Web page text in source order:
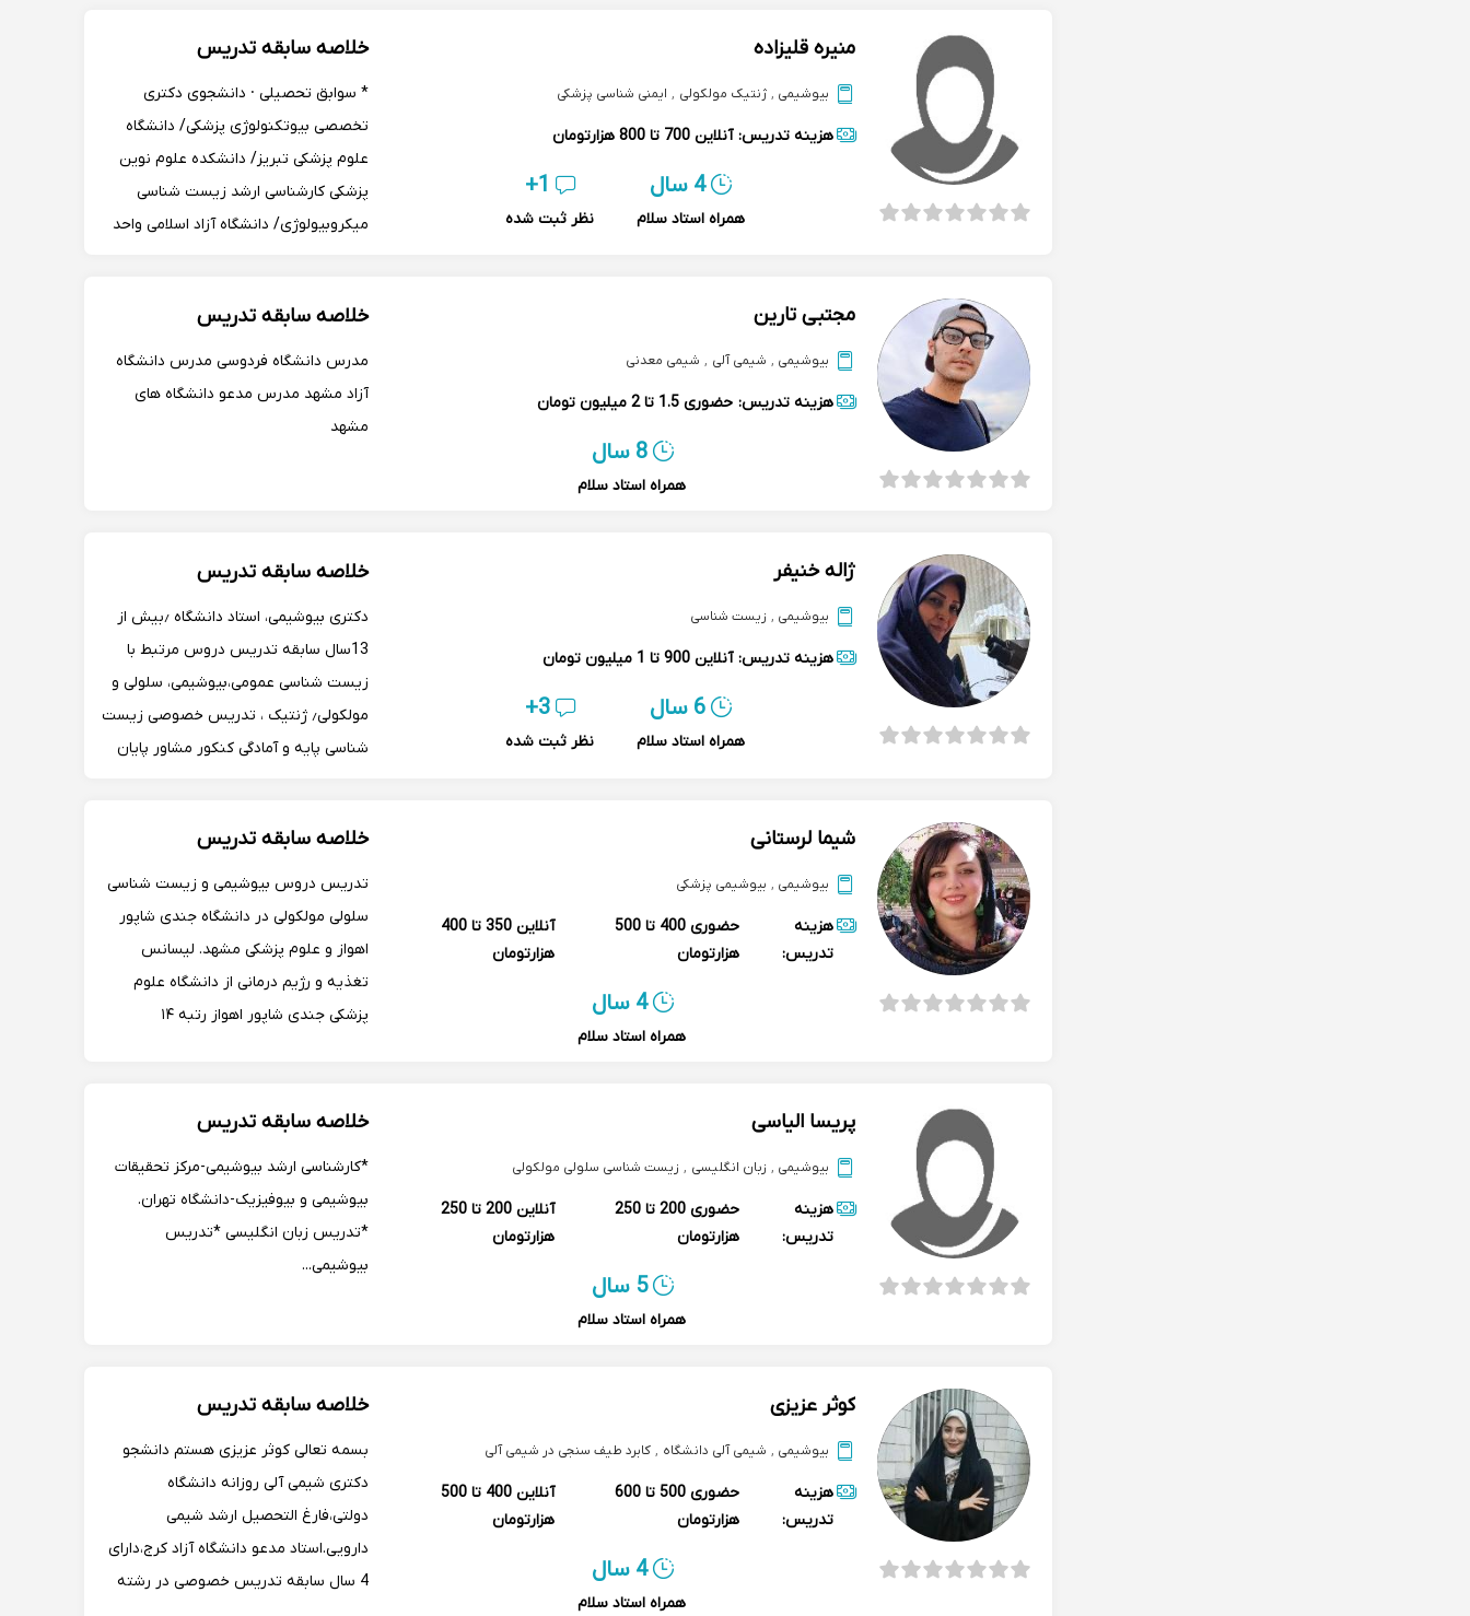
منیره قلیزاده
بیوشیمی , ژنتیک مولکولی , ایمنی شناسی پزشکی
هزینه تدریس: آنلاین 700 تا 800 هزارتومان
4 سال
همراه استاد سلام
1+
نظر ثبت شده
خلاصه سابقه تدریس
* سوابق تحصیلی · دانشجوی دکتری
تخصصی بیوتکنولوژی پزشکی/ دانشگاه
علوم پزشکی تبریز/ دانشکده علوم نوین
پزشکی کارشناسی ارشد زیست شناسی
میکروبیولوژی/ دانشگاه آزاد اسلامی واحد
تنکابن * سوابق...
مجتبی تارین
بیوشیمی , شیمی آلی , شیمی معدنی
هزینه تدریس: حضوری 1.5 تا 2 میلیون تومان
8 سال
همراه استاد سلام
خلاصه سابقه تدریس
مدرس دانشگاه فردوسى مدرس دانشگاه
آزاد مشهد مدرس مدعو دانشگاه های
مشهد
ژاله خنیفر
بیوشیمی , زیست شناسی
هزینه تدریس: آنلاین 900 تا 1 میلیون تومان
6 سال
همراه استاد سلام
3+
نظر ثبت شده
خلاصه سابقه تدریس
دکتری بیوشیمی، استاد دانشگاه ٫بیش از
13سال سابقه تدریس دروس مرتبط با
زیست شناسی عمومی،بیوشیمی، سلولی و
مولکولی٫ ژنتیک ، تدریس خصوصی زیست
شناسی پایه و آمادگی کنکور مشاور پایان
شیما لرستانی
بیوشیمی , بیوشیمی پزشکی
هزینه
تدریس:
حضوری
400 تا 500
هزارتومان
آنلاین
350 تا 400
هزارتومان
4 سال
همراه استاد سلام
خلاصه سابقه تدریس
تدریس دروس بیوشیمی و زیست شناسی
سلولی مولکولی در دانشگاه جندی شاپور
اهواز و علوم پزشکی مشهد. لیسانس
تغذیه و رژیم درمانی از دانشگاه علوم
پزشکی جندی شاپور اهواز رتبه ۱۴
بیوشیمی بالینی دانشگاه علوم پزشکی
پریسا الیاسی
بیوشیمی , زبان انگلیسی , زیست شناسی سلولی مولکولی
هزینه
تدریس:
حضوری
200 تا 250
هزارتومان
آنلاین
200 تا 250
هزارتومان
5 سال
همراه استاد سلام
خلاصه سابقه تدریس
*کارشناسی ارشد بیوشیمی-مرکز تحقیقات
بیوشیمی و بیوفیزیک-دانشگاه تهران.
*تدریس زبان انگلیسی *تدریس
بیوشیمی...
کوثر عزیزی
بیوشیمی , شیمی آلی دانشگاه , کابرد طیف سنجی در شیمی آلی
هزینه
تدریس:
حضوری
500 تا 600
هزارتومان
آنلاین
400 تا 500
هزارتومان
4 سال
همراه استاد سلام
خلاصه سابقه تدریس
بسمه تعالی کوثر عزیزی هستم دانشجو
دکتری شیمی آلی روزانه دانشگاه
دولتی،فارغ التحصیل ارشد شیمی
دارویی.استاد مدعو دانشگاه آزاد کرج،دارای
4 سال سابقه تدریس خصوصی در رشته